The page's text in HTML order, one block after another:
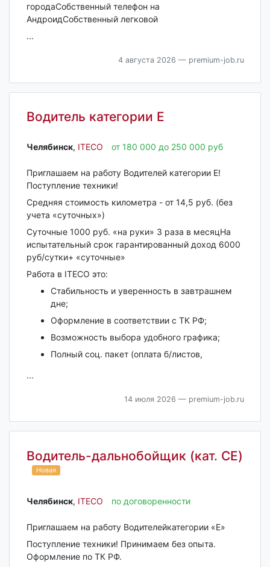
городаСобственный телефон на
АндроидСобственный легковой
...
4 августа 2026 — premium-job.ru
Водитель категории Е
Челябинск‎, ITECO от 180 000 до 250 000 руб
Приглашаем на работу Водителей категории Е!
Поступление техники!
Средняя стоимость километра - от 14,5 руб. (без
учета «суточных»)
Суточные 1000 руб. «на руки» 3 раза в месяцНа
испытательный срок гарантированный доход 6000
руб/сутки+ «суточные»
Работа в ITECO это:
Стабильность и уверенность в завтрашнем
дне;
Оформление в соответствии с ТК РФ;
Возможность выбора удобного графика;
Полный соц. пакет (оплата б/листов,
...
14 июля 2026 — premium-job.ru
Водитель-дальнобойщик (кат. CE)
Новая
Челябинск‎, ITECO по договоренности
Приглашаем на работу Водителейкатегории «Е»
Поступление техники! Принимаем без опыта.
Оформление по ТК РФ.